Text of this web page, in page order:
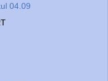
04.09